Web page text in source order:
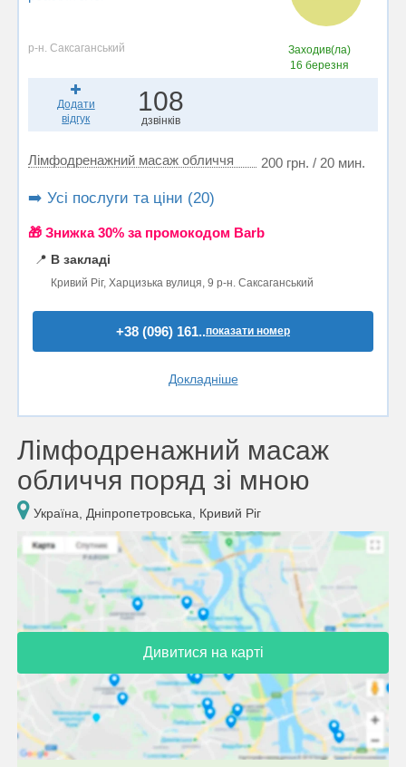
р-н. Саксаганський
Заходив(ла)
16 березня
Додати
відгук
108
дзвінків
Лімфодренажний масаж обличчя 200 грн. / 20 мин.
➡️ Усі послуги та ціни (20)
🎁 Знижка 30% за промокодом Barb
📍 В закладі
Кривий Ріг, Харцизька вулиця, 9 р-н. Саксаганський
+38 (096) 161..показати номер
Докладніше
Лімфодренажний масаж
обличчя поряд зі мною
Україна, Дніпропетровська, Кривий Ріг
Дивитися на карті